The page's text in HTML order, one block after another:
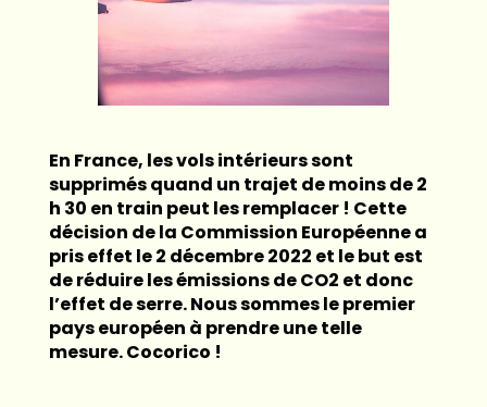
En France, les vols intérieurs sont
supprimés quand un trajet de moins de 2
h 30 en train peut les remplacer ! Cette
décision de la Commission Européenne a
pris effet le 2 décembre 2022 et le but est
de réduire les émissions de CO2 et donc
l’effet de serre. Nous sommes le premier
pays européen à prendre une telle
mesure. Cocorico !